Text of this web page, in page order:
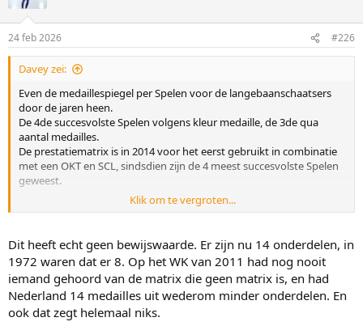
s
:
24 feb 2026 #226
Davey zei:
Even de medaillespiegel per Spelen voor de langebaanschaatsers
door de jaren heen.
De 4de succesvolste Spelen volgens kleur medaille, de 3de qua
aantal medailles.
De prestatiematrix is in 2014 voor het eerst gebruikt in combinatie
met een OKT en SCL, sindsdien zijn de 4 meest succesvolste Spelen
geweest.
Jaar G Z B Tot
2014* 8 7 8 23
2018* 7 4 5 16
2022* 6 4 2 12
2026* 5 6 2 13
Klik om te vergroten...
Dit heeft echt geen bewijswaarde. Er zijn nu 14 onderdelen, in
1972 waren dat er 8. Op het WK van 2011 had nog nooit
iemand gehoord van de matrix die geen matrix is, en had
Nederland 14 medailles uit wederom minder onderdelen. En
ook dat zegt helemaal niks.